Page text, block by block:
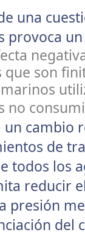
una
provoca
que son
no
un cambio
de
todos los
reducir
presión
del